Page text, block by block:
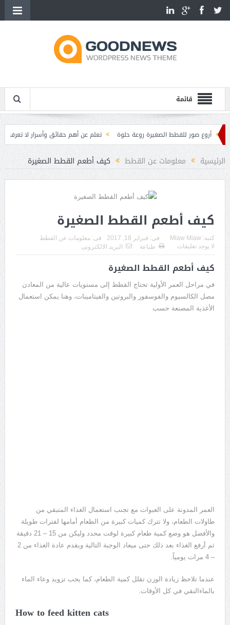
قائمة
صور للقطط الصغيرة روعة حلوة
تعلم عن أهم حقائق وأسرار لا تعرفها عن
عند القطط
مميزات وصفات القطط الرئيسية معلومات عن القطط كيف أطعم القطط الصغيرة
كيف أطعم القطط الصغيرة
كتبه: Miaw Miaw فى: فبراير 18, 2017 فى: معلومات عن القطط
لا يوجد تعليقات
طباعة البريد الالكترونى
كيف أطعم القطط الصغيرة
في مراحل العمر الأولية تحتاج القطط إلى مستويات عالية من المعادن
مصل الكالسيوم والفوسفور والبروتين والفيتامينات، وهنا يمكن استعمال
الأغذية المصنعة حسب
العمر المدونة على العبوات مع تجنب استعمال الغذاء المتبقي من
طاولات الطعام، ولا تترك كميات كبيرة من الطعام أمامها لفترات طويلة
والأفضل هو وضع كمية طعام كبيرة لوقت محدد وليكن من 15 – 21 دقيقة
ثم أرفع الغذاء بعد ذلك حتى ميعاد الوجبة التالية ويقدم عادة الغذاء من 2
– 4 مرات يومياً.
عندما تلاحظ زيادة الوزن تقلل كمية الطعام، كما يجب تزويد وعاء الماء
بالماءالنقي في كل الأوقات.
How to feed kitten cats